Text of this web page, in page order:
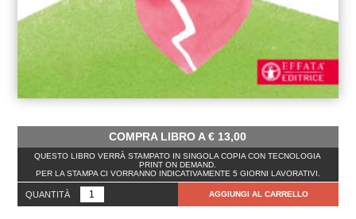
COMPRA LIBRO A€ 13,00
QUESTO LIBRO VERRÀ STAMPATO IN SINGOLA COPIA CON TECNOLOGIA
PRINT ON DEMAND.
PER LA STAMPA CI VORRANNO INDICATIVAMENTE 5 GIORNI LAVORATIVI.
QUANTITÀ AGGIUNGI AL CARRELLO